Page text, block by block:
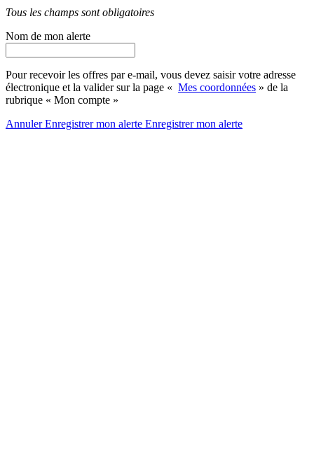
Tous les champs sont obligatoires
Nom de mon alerte
Pour recevoir les offres par e-mail, vous devez saisir votre adresse
électronique et la valider sur la page « Mes coordonnées » de la
rubrique « Mon compte »
AnnulerEnregistrer mon alerte Enregistrermon alerte